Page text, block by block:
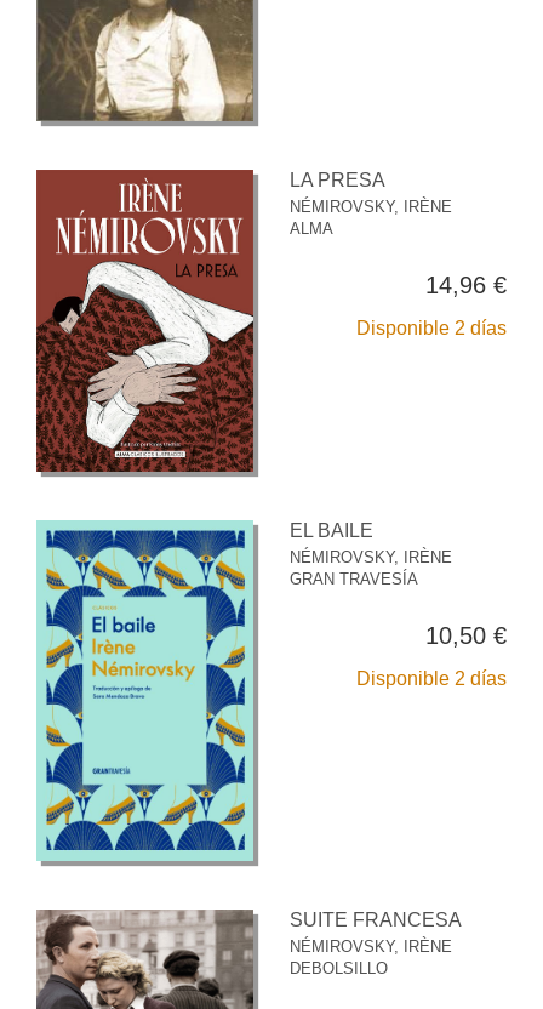
LA PRESA
NÉMIROVSKY, IRÈNE
ALMA
14,96 €
Disponible 2 días
EL BAILE
NÉMIROVSKY, IRÈNE
GRAN TRAVESÍA
10,50 €
Disponible 2 días
SUITE FRANCESA
NÉMIROVSKY, IRÈNE
DEBOLSILLO